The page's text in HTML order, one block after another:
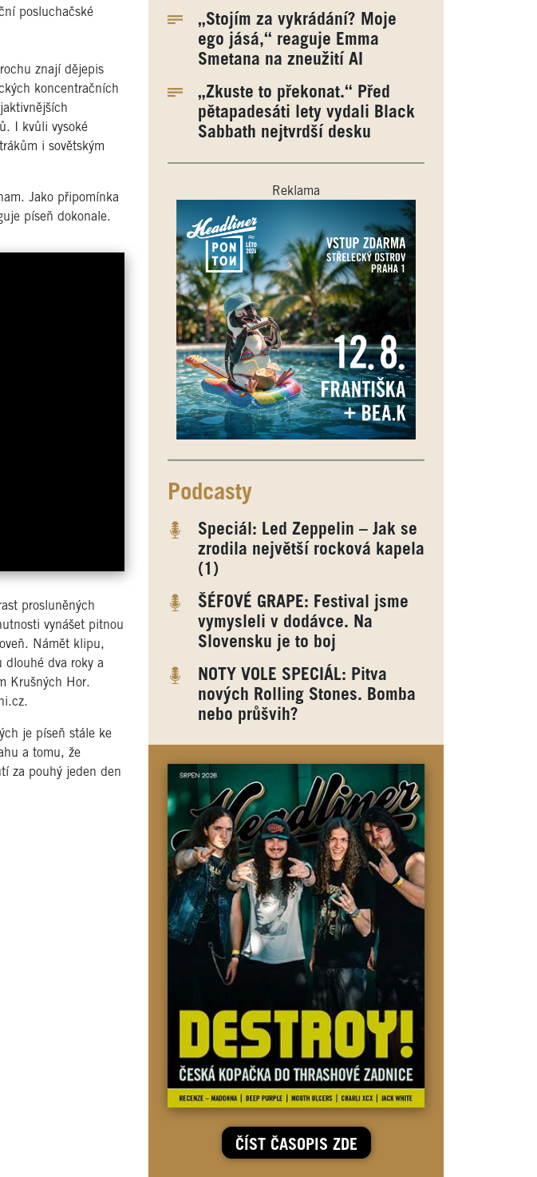
posluchačské
znají dějepis
koncentračních
I kvůli vysoké
i sovětským
Jako připomínka
píseň dokonale.
prosluněných
vynášet pitnou
Námět klipu,
dlouhé dva roky a
Krušných Hor.
je píseň stále ke
a tomu, že
za pouhý jeden den
„Stojím za vykrádání? Moje
ego jásá,“ reaguje Emma
Smetana na zneužití AI
„Zkuste to překonat.“ Před
pětapadesáti lety vydali Black
Sabbath nejtvrdší desku
Reklama
Podcasty
Speciál: Led Zeppelin – Jak se
zrodila největší rocková kapela
(1)
ŠÉFOVÉ GRAPE: Festival jsme
vymysleli v dodávce. Na
Slovensku je to boj
NOTY VOLE SPECIÁL: Pitva
nových Rolling Stones. Bomba
nebo průšvih?
ČÍST ČASOPIS ZDE